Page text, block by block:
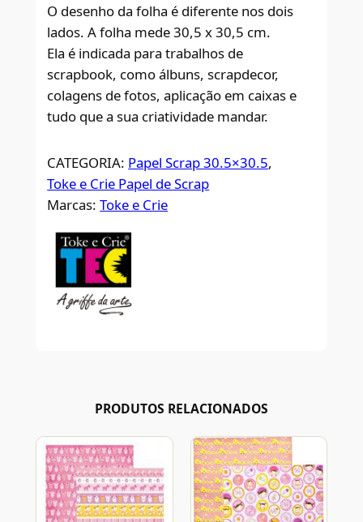
O desenho da folha é diferente nos dois
lados. A folha mede 30,5 x 30,5 cm.
Ela é indicada para trabalhos de
scrapbook, como álbuns, scrapdecor,
colagens de fotos, aplicação em caixas e
tudo que a sua criatividade mandar.
CATEGORIA: Papel Scrap 30.5×30.5
Toke e Crie Papel de Scrap
Marcas:Toke e Crie
PRODUTOS RELACIONADOS